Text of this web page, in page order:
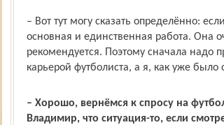
– Вот тут могу сказать определённо:
основная и единственная работа. Она
рекомендуется. Поэтому сначала надо
карьерой футболиста, а я, как уже было
– Хорошо, вернёмся к спросу на
Владимир, что ситуация-то, если